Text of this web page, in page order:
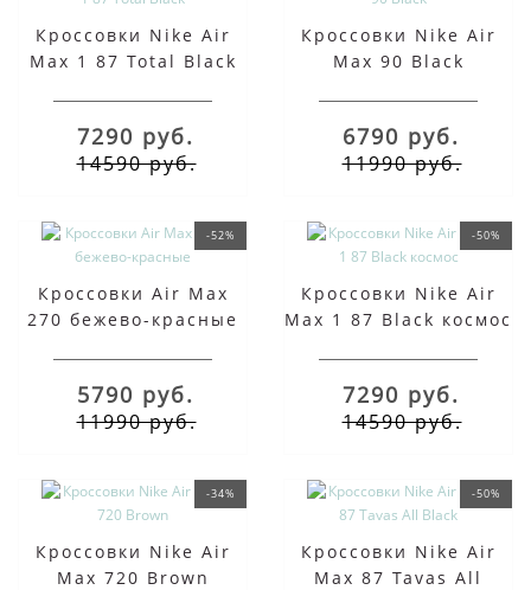
Кроссовки Nike Air
Max 1 87 Total Black
7290 руб.
14590 руб.
Кроссовки Nike Air
Max 90 Black
6790 руб.
11990 руб.
-52%
Кроссовки Air Max
270 бежево-красные
5790 руб.
11990 руб.
-50%
Кроссовки Nike Air
Max 1 87 Black космос
7290 руб.
14590 руб.
-34%
Кроссовки Nike Air
Max 720 Brown
-50%
Кроссовки Nike Air
Max 87 Tavas All